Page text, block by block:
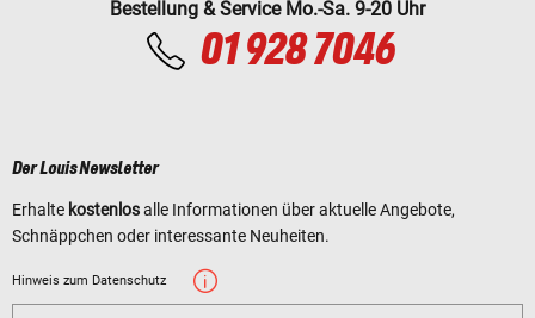
Bestellung & Service Mo.-Sa. 9-20 Uhr
01 928 7046
Der Louis Newsletter
Erhalte kostenlosalle Informationen über aktuelle Angebote,
Schnäppchen oder interessante Neuheiten.
Hinweis zum Datenschutz